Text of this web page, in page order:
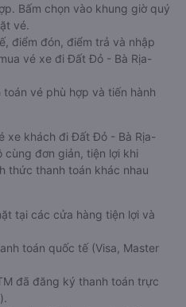
Bấm chọn vào khung giờ quý
vé.
điểm đón, điểm trả và nhập
vé xe đi Đất Đỏ - Bà Rịa-
vé phù hợp và tiến hành
xe khách đi Đất Đỏ - Bà Rịa-
cùng đơn giản, tiện lợi khi
thức thanh toán khác nhau
tại các cửa hàng tiện lợi và
toán quốc tế (Visa, Master
đã đăng ký thanh toán trực